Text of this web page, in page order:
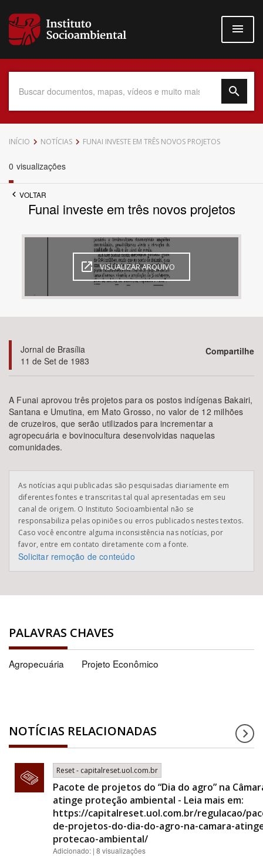
para
conteúdo
Data do Documento
Até
Subtema
Área Protegida
INÍCIO NOTÍCIAS FUNAI INVESTE EM TRÊS NOVOS PROJETOS
0 visualizações
VOLTAR
Funai investe em três novos projetos
VISUALIZAR ARQUIVO
Jornal de Brasília
11 de Set de 1983
Compartilhe
A Funai aprovou três projetos para os postos indígenas Bakairi,
Santana e Umutina, em Mato Grosso, no valor de 12 milhões
de cruzeiros, que serão utilizados para incrementar a
agropecuária e bovinocultura desenvolvidas naquelas
comunidades.
As notícias aqui publicadas são pesquisadas diariamente em
diferentes fontes e transcritas tal qual apresentadas em seu
canal de origem. O Instituto Socioambiental não se
responsabiliza pelas opiniões ou erros publicados nestes textos.
Caso você encontre alguma inconsistência nas notícias, por
favor, entre em contato diretamente com a fonte.
Solicitar remoção de conteúdo
PALAVRAS CHAVES
Agropecuária Projeto Econômico
NOTÍCIAS RELACIONADAS
Reset - capitalreset.uol.com.br
Pacote de projetos do “Dia do agro” na
atinge proteção ambiental - Leia mais em:
https://capitalreset.uol.com.br/regulacao/
de-projetos-do-dia-do-agro-na-camara-
protecao-ambiental/
Adicionado: | 8 visualizações